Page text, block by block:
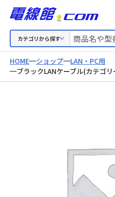
カテゴリから探す
HOME ショップ
LAN・PC用
ブラックLANケーブル(カテゴ